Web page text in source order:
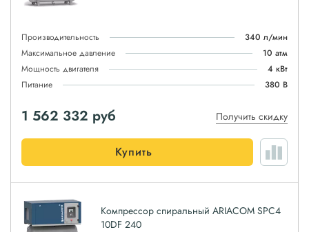
Производительность
340 л/мин
Максимальное давление
10 атм
Мощность двигателя
4 кВт
Питание
380 В
1 562 332 руб Получить скидку
Купить
Компрессор спиральный ARIACOM SPC4
10DF 240